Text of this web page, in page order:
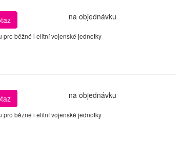
na objednávku
pro běžné i elitní vojenské jednotky
na objednávku
pro běžné i elitní vojenské jednotky